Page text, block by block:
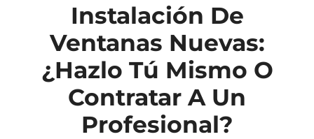
Instalación De
Ventanas Nuevas:
¿Hazlo Tú Mismo O
Contratar A Un
Profesional?